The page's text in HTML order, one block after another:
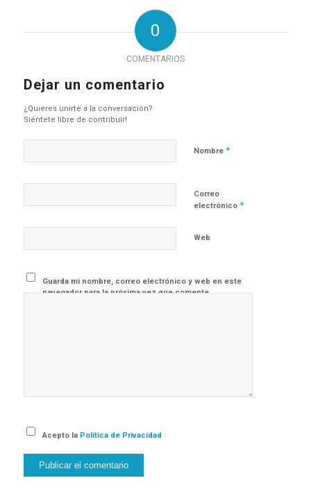
0
COMENTARIOS
Dejar un comentario
¿Quieres unirte a la conversación?
Siéntete libre de contribuir!
Nombre *
Correo
electrónico *
Web
Guarda mi nombre, correo electrónico y web en este
navegador para la próxima vez que comente.
Acepto la Política de Privacidad